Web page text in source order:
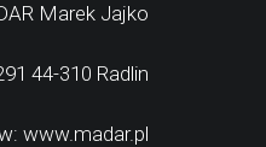
Marek Jajko
44-310 Radlin
www.madar.pl